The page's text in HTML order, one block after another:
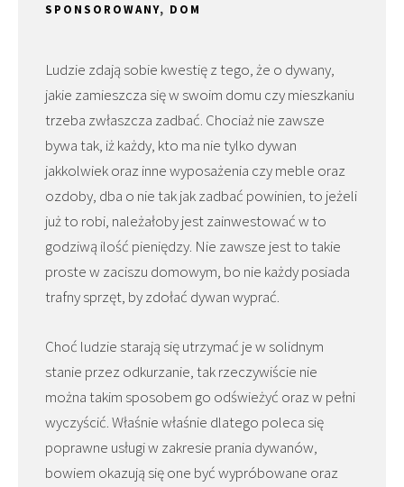
SPONSOROWANY, DOM
Ludzie zdają sobie kwestię z tego, że o dywany,
jakie zamieszcza się w swoim domu czy mieszkaniu
trzeba zwłaszcza zadbać. Chociaż nie zawsze
bywa tak, iż każdy, kto ma nie tylko dywan
jakkolwiek oraz inne wyposażenia czy meble oraz
ozdoby, dba o nie tak jak zadbać powinien, to jeżeli
już to robi, należałoby jest zainwestować w to
godziwą ilość pieniędzy. Nie zawsze jest to takie
proste w zaciszu domowym, bo nie każdy posiada
trafny sprzęt, by zdołać dywan wyprać.
Choć ludzie starają się utrzymać je w solidnym
stanie przez odkurzanie, tak rzeczywiście nie
można takim sposobem go odświeżyć oraz w pełni
wyczyścić. Właśnie właśnie dlatego poleca się
poprawne usługi w zakresie prania dywanów,
bowiem okazują się one być wypróbowane oraz